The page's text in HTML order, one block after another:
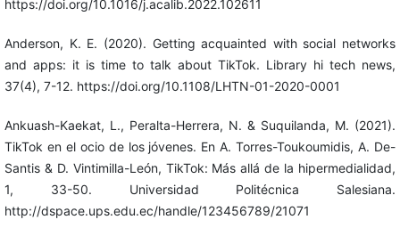
https://doi.org/10.1016/j.acalib.2022.102611
Anderson, K. E. (2020). Getting acquainted with social networks
and apps: it is time to talk about TikTok. Library hi tech news,
37(4), 7-12. https://doi.org/10.1108/LHTN-01-2020-0001
Ankuash-Kaekat, L., Peralta-Herrera, N. & Suquilanda, M. (2021).
TikTok en el ocio de los jóvenes. En A. Torres-Toukoumidis, A. De-
Santis & D. Vintimilla-León, TikTok: Más allá de la hipermedialidad,
1, 33-50. Universidad Politécnica Salesiana.
http://dspace.ups.edu.ec/handle/123456789/21071